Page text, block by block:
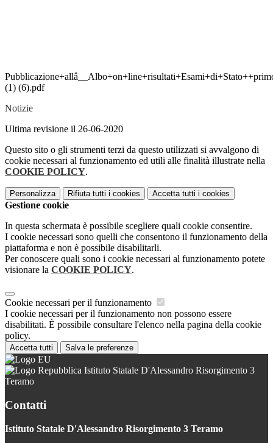
(1) (6).pdf
Notizie
Ultima revisione il 26-06-2020
Questo sito o gli strumenti terzi da questo utilizzati si avvalgono di
cookie necessari al funzionamento ed utili alle finalità illustrate nella
COOKIE POLICY.
Personalizza Rifiuta tutti i cookies Accetta tutti i cookies
Gestione cookie
In questa schermata è possibile scegliere quali cookie consentire.
I cookie necessari sono quelli che consentono il funzionamento della
piattaforma e non è possibile disabilitarli.
Per conoscere quali sono i cookie necessari al funzionamento potete
visionare la COOKIE POLICY.
Cookie necessari per il funzionamento
I cookie necessari per il funzionamento non possono essere
disabilitati. È possibile consultare l'elenco nella pagina della cookie
policy.
Accetta tutti Salva le preferenze
Istituto Statale D'Alessandro Risorgimento 3
Teramo
Contatti
Istituto Statale D'Alessandro Risorgimento 3 Teramo